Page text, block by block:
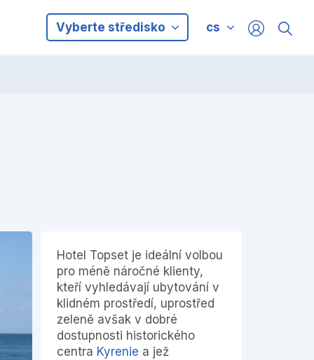
Vyberte středisko cs
Hotel Topset je ideální volbou
pro méně náročné klienty,
kteří vyhledávají ubytování v
klidném prostředí, uprostřed
zeleně avšak v dobré
dostupnosti historického
centra Kyrenie a jež